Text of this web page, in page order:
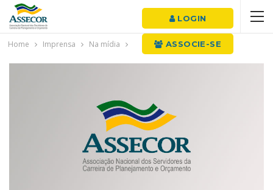
LOGIN
ASSOCIE-SE
Home Imprensa Na mídia